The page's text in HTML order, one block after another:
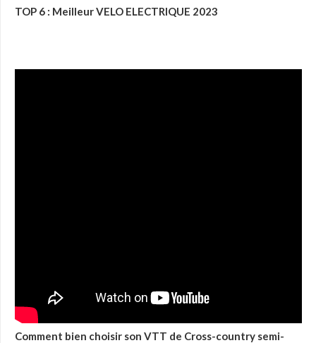
TOP 6 : Meilleur VELO ELECTRIQUE 2023
Comment bien choisir son VTT de Cross-country semi-